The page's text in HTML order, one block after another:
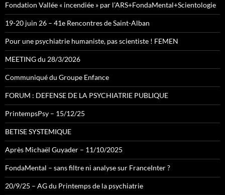
Fondation Vallée « incendiée » par l’ARS+FondaMental+Scientologie
19-20 juin 26 – 41e Rencontres de Saint-Alban
Pour une psychiatrie humaniste, pas scientiste ! FEMEN
MEETING du 28/3/2026
Communiqué du Groupe Enfance
FORUM : DEFENSE DE LA PSYCHIATRIE PUBLIQUE
PrintempsPsy – 15/12/25
BETISE SYSTEMIQUE
Après Michaël Guyader – 11/10/2025
FondaMental – sans filtre ni analyse sur FranceInter ?
20/9/25 – AG du Printemps de la psychiatrie